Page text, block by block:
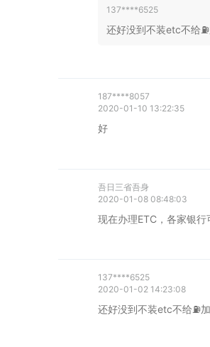
137****6525
还好没到不装etc不给
187****8057
2020-01-10 13:22:35
好
吾日三省吾身
2020-01-08 08:48:03
现在办理ETC，各家银行
137****6525
2020-01-02 14:23:08
还好没到不装etc不给⛽️